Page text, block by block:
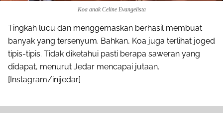
Koa anak Celine Evangelista
Tingkah lucu dan menggemaskan berhasil membuat
banyak yang tersenyum. Bahkan, Koa juga terlihat joged
tipis-tipis. Tidak diketahui pasti berapa saweran yang
didapat, menurut Jedar mencapai jutaan.
[Instagram/inijedar]